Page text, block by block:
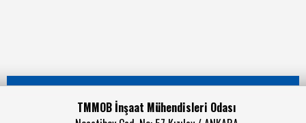
TMMOB İnşaat Mühendisleri Odası